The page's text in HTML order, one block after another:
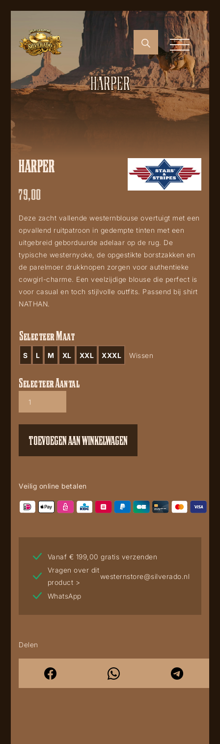
HARPER
HARPER
79,00
Deze zacht vallende westernblouse overtuigt met een
opvallend ruitpatroon in gedempte tinten met een
uitgebreid geborduurde adelaar op de rug. De
typische westernyoke, de opgestikte borstzakken en
de parelmoer drukknopen zorgen voor authentieke
cowgirl-charme. Een veelzijdige blouse die perfect is
voor casual en toch stijlvolle outfits. Passend bij shirt
NATHAN.
Selecteer Maat
S L M XL XXL XXXL Wissen
Harper
Selecteer Aantal
TOEVOEGEN AAN WINKELWAGEN
Veilig online betalen
Vanaf € 199,00 gratis verzenden
Vragen over dit
product >
westernstore@silverado.nl
WhatsApp
Delen